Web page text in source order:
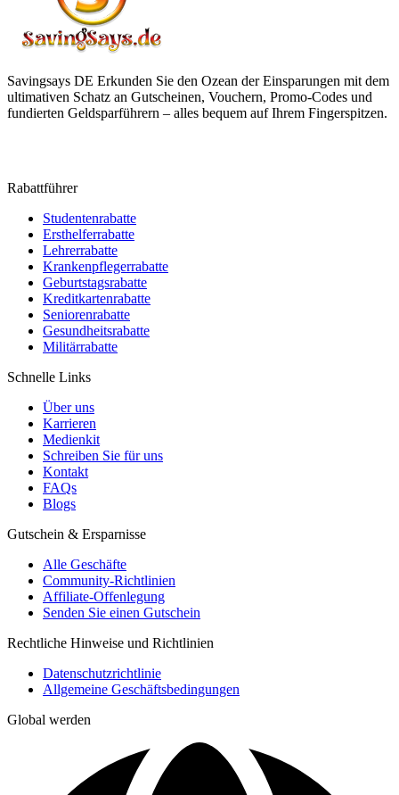
Savingsays DE Erkunden Sie den Ozean der Einsparungen mit dem
ultimativen Schatz an Gutscheinen, Vouchern, Promo-Codes und
fundierten Geldsparführern – alles bequem auf Ihrem Fingerspitzen.
Rabattführer
Studentenrabatte
Ersthelferrabatte
Lehrerrabatte
Krankenpflegerrabatte
Geburtstagsrabatte
Kreditkartenrabatte
Seniorenrabatte
Gesundheitsrabatte
Militärrabatte
Schnelle Links
Über uns
Karrieren
Medienkit
Schreiben Sie für uns
Kontakt
FAQs
Blogs
Gutschein & Ersparnisse
Alle Geschäfte
Community-Richtlinien
Affiliate-Offenlegung
Senden Sie einen Gutschein
Rechtliche Hinweise und Richtlinien
Datenschutzrichtlinie
Allgemeine Geschäftsbedingungen
Global werden